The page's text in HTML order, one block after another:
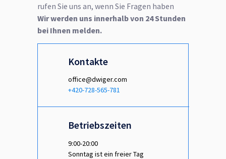
9:00-20:00
Sonntag ist ein freier Tag
Betriebszeiten
office@dwiger.com
+420-728-565-781
Kontakte
rufen Sie uns an, wenn Sie Fragen haben
Wir werden uns innerhalb von 24 Stunden
bei Ihnen melden.